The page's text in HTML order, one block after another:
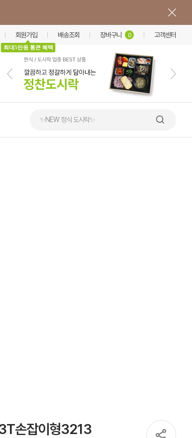
회원가입
최대5만원 통큰 혜택
배송조회 장바구니 0 고객센터
✨NEW 정식 도시락✨
손잡이형3213